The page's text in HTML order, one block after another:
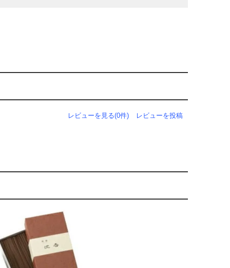
レビューを見る(0件) レビューを投稿